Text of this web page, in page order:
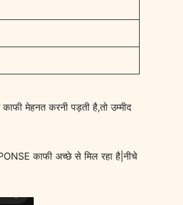
मेहनत करनी पड़ती है,तो उम्मीद
काफी अच्छे से मिल रहा है|नीचे